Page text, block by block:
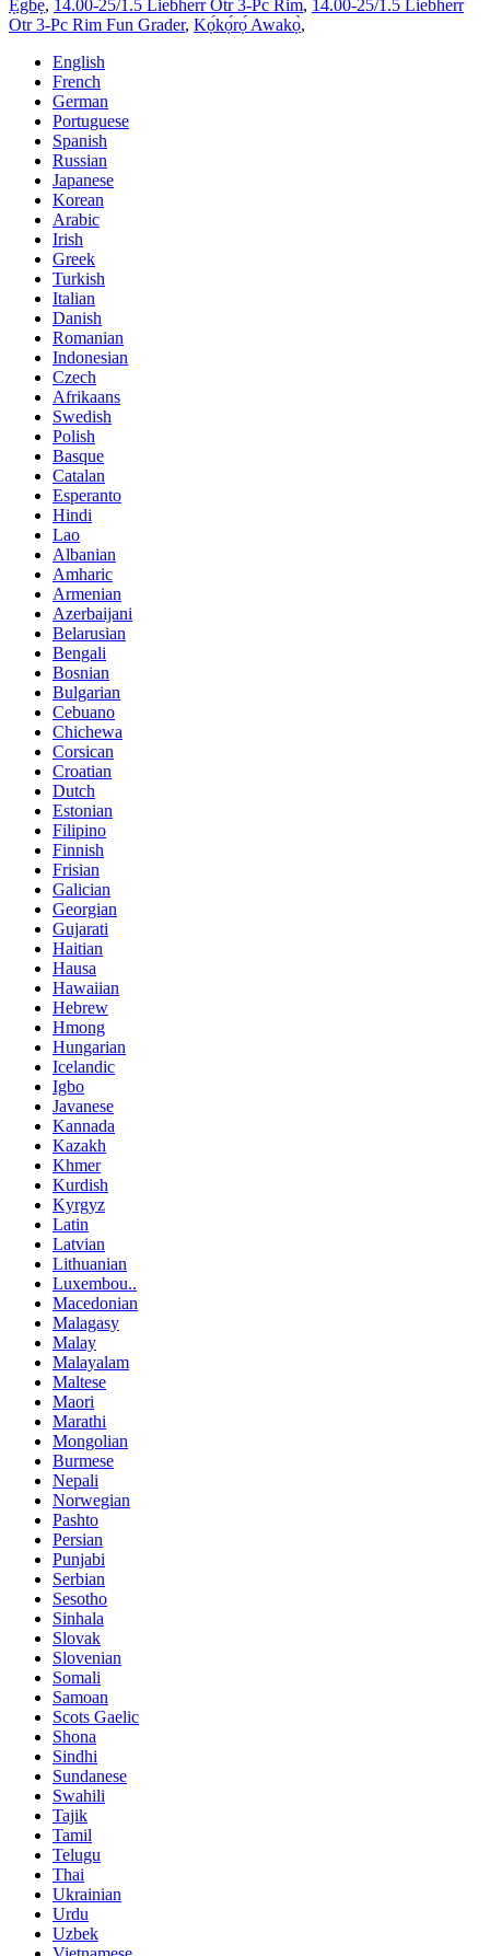
Ẹ̀gbẹ́, 14.00-25/1.5 Liebherr Otr 3-Pc Rim, 14.00-25/1.5 Liebherr
Otr 3-Pc Rim Fun Grader, Kọ́kọ́rọ́ Awakọ̀,
English
French
German
Portuguese
Spanish
Russian
Japanese
Korean
Arabic
Irish
Greek
Turkish
Italian
Danish
Romanian
Indonesian
Czech
Afrikaans
Swedish
Polish
Basque
Catalan
Esperanto
Hindi
Lao
Albanian
Amharic
Armenian
Azerbaijani
Belarusian
Bengali
Bosnian
Bulgarian
Cebuano
Chichewa
Corsican
Croatian
Dutch
Estonian
Filipino
Finnish
Frisian
Galician
Georgian
Gujarati
Haitian
Hausa
Hawaiian
Hebrew
Hmong
Hungarian
Icelandic
Igbo
Javanese
Kannada
Kazakh
Khmer
Kurdish
Kyrgyz
Latin
Latvian
Lithuanian
Luxembou..
Macedonian
Malagasy
Malay
Malayalam
Maltese
Maori
Marathi
Mongolian
Burmese
Nepali
Norwegian
Pashto
Persian
Punjabi
Serbian
Sesotho
Sinhala
Slovak
Slovenian
Somali
Samoan
Scots Gaelic
Shona
Sindhi
Sundanese
Swahili
Tajik
Tamil
Telugu
Thai
Ukrainian
Urdu
Uzbek